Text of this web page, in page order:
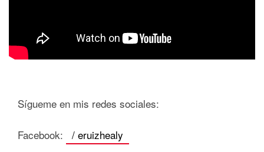
Sígueme en mis redes sociales:
Facebook: / eruizhealy